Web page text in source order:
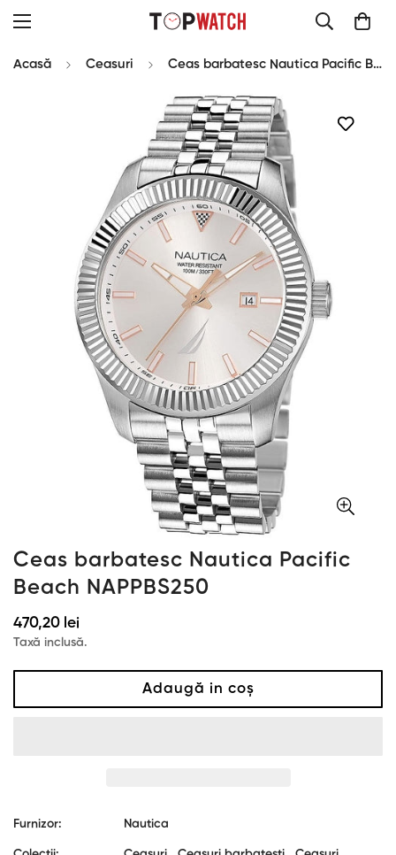
Acasă Ceasuri Ceas barbatesc Nautica Pacific Beach NAPPBS250
Ceas barbatesc Nautica Pacific
Beach NAPPBS250
Preț
obișnuit
470,20 lei
Taxă inclusă.
Adaugă in coş
Furnizor: Nautica